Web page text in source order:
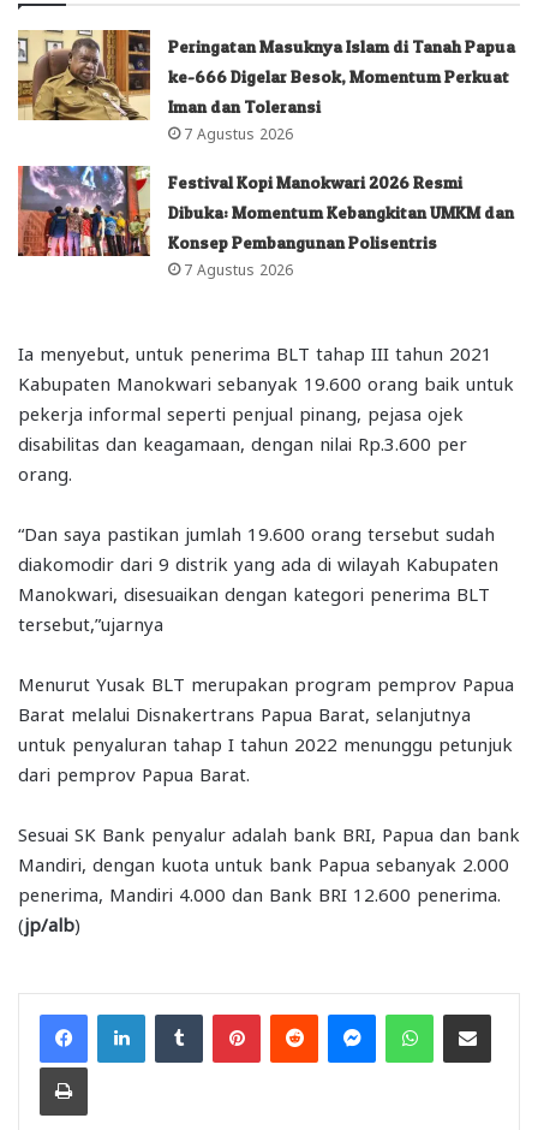
Peringatan Masuknya Islam di Tanah Papua
ke-666 Digelar Besok, Momentum Perkuat
Iman dan Toleransi
7 Agustus 2026
Festival Kopi Manokwari 2026 Resmi
Dibuka: Momentum Kebangkitan UMKM dan
Konsep Pembangunan Polisentris
7 Agustus 2026
Ia menyebut, untuk penerima BLT tahap III tahun 2021
Kabupaten Manokwari sebanyak 19.600 orang baik untuk
pekerja informal seperti penjual pinang, pejasa ojek
disabilitas dan keagamaan, dengan nilai Rp.3.600 per
orang.
“Dan saya pastikan jumlah 19.600 orang tersebut sudah
diakomodir dari 9 distrik yang ada di wilayah Kabupaten
Manokwari, disesuaikan dengan kategori penerima BLT
tersebut,”ujarnya
Menurut Yusak BLT merupakan program pemprov Papua
Barat melalui Disnakertrans Papua Barat, selanjutnya
untuk penyaluran tahap I tahun 2022 menunggu petunjuk
dari pemprov Papua Barat.
Sesuai SK Bank penyalur adalah bank BRI, Papua dan bank
Mandiri, dengan kuota untuk bank Papua sebanyak 2.000
penerima, Mandiri 4.000 dan Bank BRI 12.600 penerima.
(jp/alb)
FacebookLinkedInTumblr PinterestReddit MessengerWhatsAppShare via Email
Print